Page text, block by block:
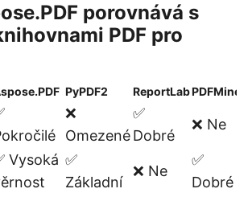
porovnává s
PDF pro
PyPDF2 ReportLabPDFMiner
❌
Omezené
✅
Dobré
❌ Ne
Vysoká ✅
Základní
❌ Ne
✅
Dobré